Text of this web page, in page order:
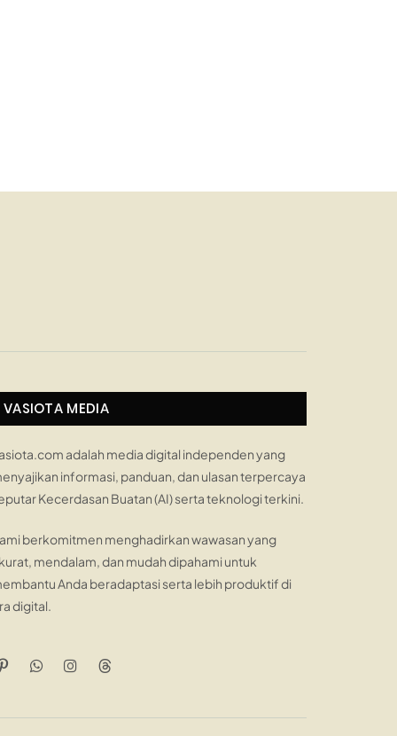
VASIOTA MEDIA
adalah media digital independen yang
informasi, panduan, dan ulasan terpercaya
Kecerdasan Buatan (AI) serta teknologi terkini.
berkomitmen menghadirkan wawasan yang
mendalam, dan mudah dipahami untuk
Anda beradaptasi serta lebih produktif di
digital.
PinterestWhatsAppInstagramThreads